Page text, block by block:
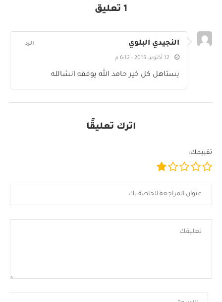
1 تعليق
النجيدي البلوي
12 أكتوبر، 2015 - 6:12 م
يستاهل كل خير حامد الله يوفقه انشالله
الرد
اترك تعليقًا
تقييمك: